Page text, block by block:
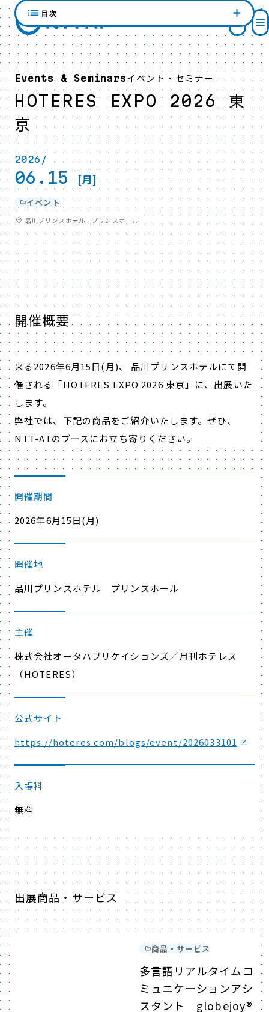
Events & Seminarsイベント・セミナー
HOTERES EXPO 2026 東
京
2026/
06.15 [月]
イベント
品川プリンスホテル プリンスホール
開催概要
来る2026年6月15日(月)、 品川プリンスホテルにて開
催される「HOTERES EXPO 2026 東京」に、出展いた
します。
弊社では、下記の商品をご紹介いたします。ぜひ、
NTT-ATのブースにお立ち寄りください。
開催期間
2026年6月15日(月)
開催地
品川プリンスホテル プリンスホール
主催
株式会社オータパブリケイションズ／月刊ホテレス
（HOTERES）
公式サイト
https://hoteres.com/blogs/event/2026033101
入場料
無料
出展商品・サービス
商品・サービス
多言語リアルタイムコ
ミュニケーションアシ
スタント globejoy®
目次